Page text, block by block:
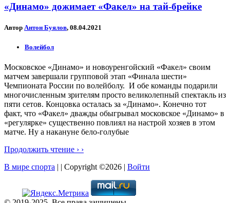
«Динамо» дожимает «Факел» на тай-брейке
Автор Антон Буялов, 08.04.2021
Волейбол
Московское «Динамо» и новоуренгойский «Факел» своим
матчем завершали групповой этап «Финала шести»
Чемпионата России по волейболу. И обе команды подарили
многочисленным зрителям просто великолепный спектакль из
пяти сетов. Концовка осталась за «Динамо». Конечно тот
факт, что «Факел» дважды обыгрывал московское «Динамо» в
«регулярке» существенно повлиял на настрой хозяев в этом
матче. Ну а накануне бело-голубые
Продолжить чтение › ›
В мире спорта | | Copyright ©2026 | Войти